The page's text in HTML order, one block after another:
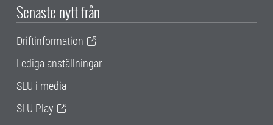
Senaste nytt från
Driftinformation
Lediga anställningar
SLU i media
SLU Play